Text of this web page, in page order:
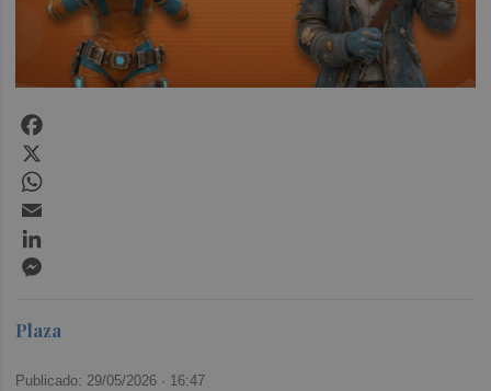
Plaza
Publicado: 29/05/2026 · 16:47